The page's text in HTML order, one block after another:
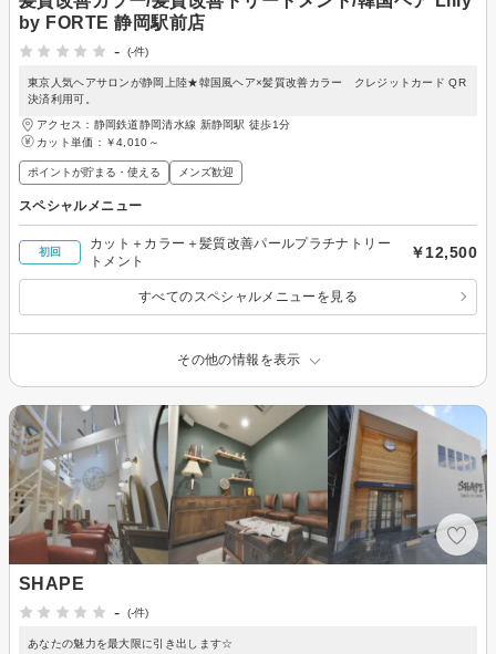
by FORTE 静岡駅前店
-
(-件)
東京人気ヘアサロンが静岡上陸★韓国風ヘア×髪質改善カラー クレジットカード QR
決済利用可。
アクセス：静岡鉄道静岡清水線 新静岡駅 徒歩1分
カット単価： ￥4,010～
ポイントが貯まる・使える メンズ歓迎
スペシャルメニュー
初回
カット＋カラー＋髪質改善パールプラチナトリー
トメント
￥12,500
すべてのスペシャルメニューを見る
その他の情報を表示
SHAPE
-
(-件)
あなたの魅力を最大限に引き出します☆